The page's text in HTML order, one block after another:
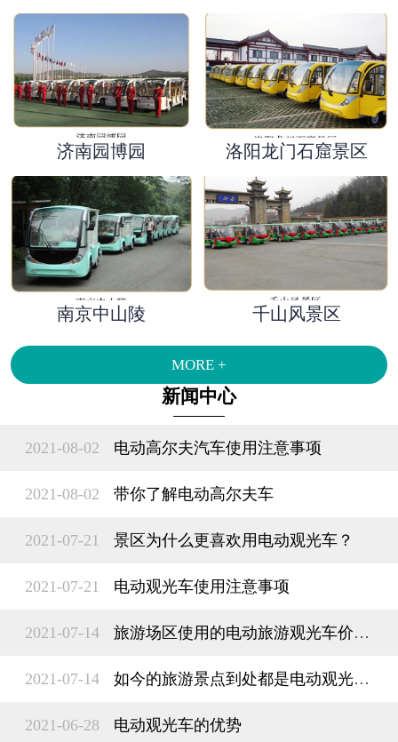
济南园博园 洛阳龙门石窟景区
南京中山陵 千山风景区
MORE +
新闻中心
2021-08-02 电动高尔夫汽车使用注意事项
2021-08-02 带你了解​电动高尔夫车
2021-07-21 景区为什么更喜欢用电动观光车？
2021-07-21 电动观光车使用注意事项
2021-07-14 旅游场区使用的电动旅游观光车价格多少钱？
2021-07-14 如今的旅游景点到处都是电动观光车？
2021-06-28 电动观光车的优势